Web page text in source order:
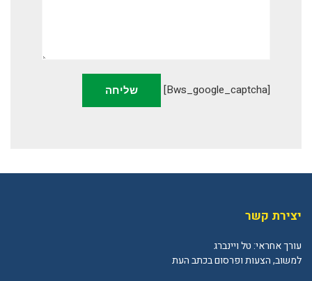
[bws_google_captcha]
יצירת קשר
עורך אחראי: טל ויינברג
למשוב, הצעות ופרסום בכתב העת